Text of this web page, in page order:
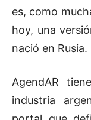
es, como
hoy, una
nació en
AgendAR
industria